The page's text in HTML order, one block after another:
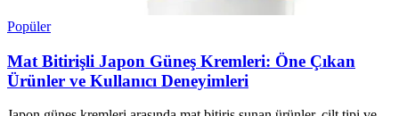
Popüler
Mat Bitirişli Japon Güneş Kremleri: Öne Çıkan
Ürünler ve Kullanıcı Deneyimleri